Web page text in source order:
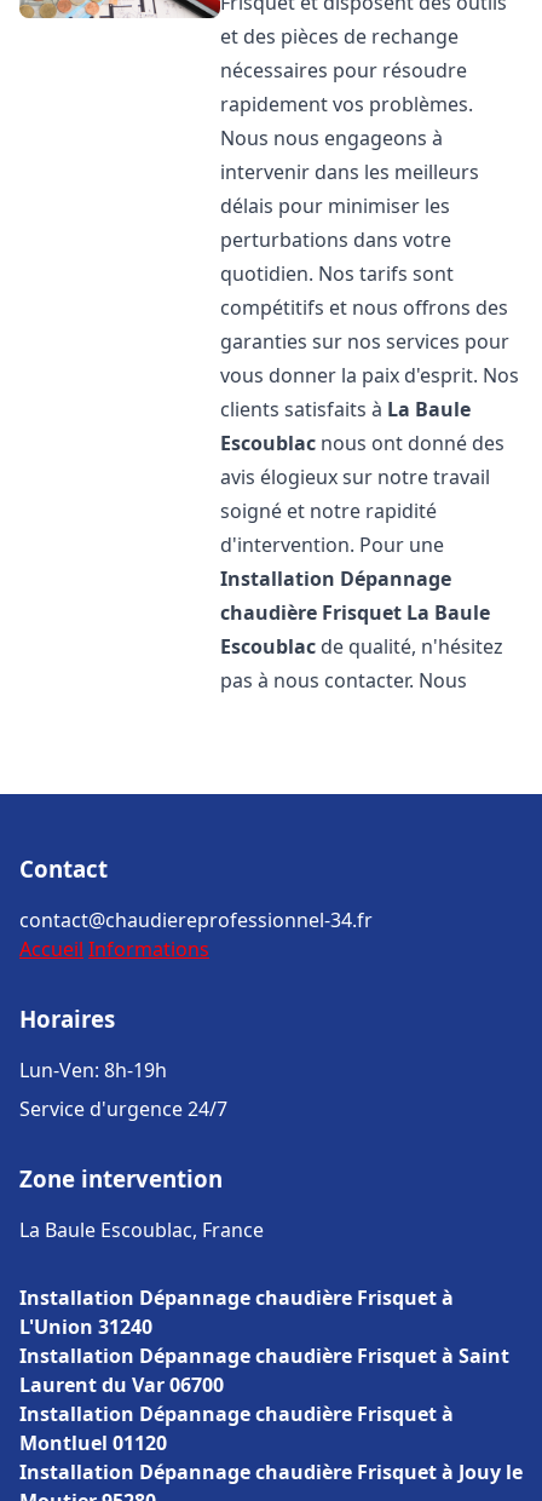
et des pièces de rechange
nécessaires pour résoudre
rapidement vos problèmes.
Nous nous engageons à
intervenir dans les meilleurs
délais pour minimiser les
perturbations dans votre
quotidien. Nos tarifs sont
compétitifs et nous offrons des
garanties sur nos services pour
vous donner la paix d'esprit. Nos
clients satisfaits à La Baule
Escoublac nous ont donné des
avis élogieux sur notre travail
soigné et notre rapidité
d'intervention. Pour une
Installation Dépannage
chaudière Frisquet La Baule
Escoublac de qualité, n'hésitez
pas à nous contacter. Nous
Contact
contact@chaudiereprofessionnel-34.fr
Accueil Informations
Horaires
Lun-Ven: 8h-19h
Service d'urgence 24/7
Zone intervention
La Baule Escoublac, France
Installation Dépannage chaudière Frisquet à
L'Union 31240
Installation Dépannage chaudière Frisquet à Saint
Laurent du Var 06700
Installation Dépannage chaudière Frisquet à
Montluel 01120
Installation Dépannage chaudière Frisquet à Jouy le